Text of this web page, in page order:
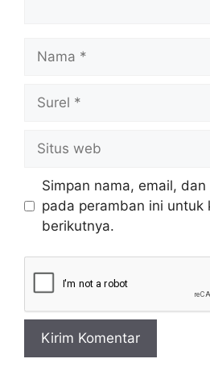
web
Simpan nama, email,
pada peramban ini untuk
berikutnya.